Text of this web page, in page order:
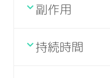
副作用
持続時間